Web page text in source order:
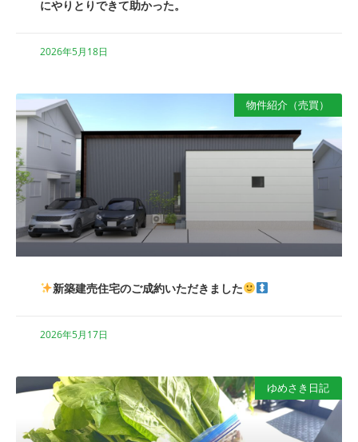
にやりとりできて助かった。
2026年5月18日
物件紹介（売買）
新築建売住宅のご成約いただきました
2026年5月17日
ゆめさき日記